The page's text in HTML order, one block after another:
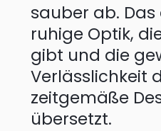
sauber ab.
ruhige Optik,
gibt und die
Verlässlichkeit
zeitgemäße
übersetzt.